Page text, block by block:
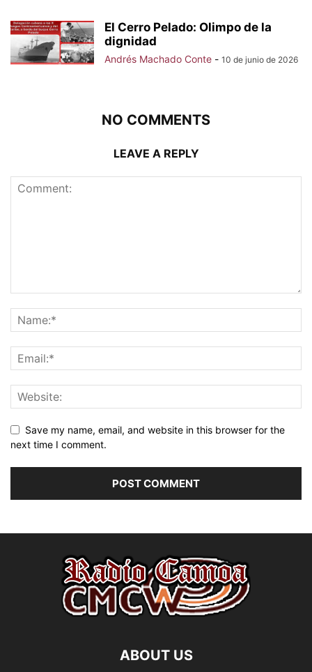
El Cerro Pelado: Olimpo de la
dignidad
Andrés Machado Conte - 10 de junio de 2026
NO COMMENTS
LEAVE A REPLY
Save my name, email, and website in this browser for the
next time I comment.
ABOUT US